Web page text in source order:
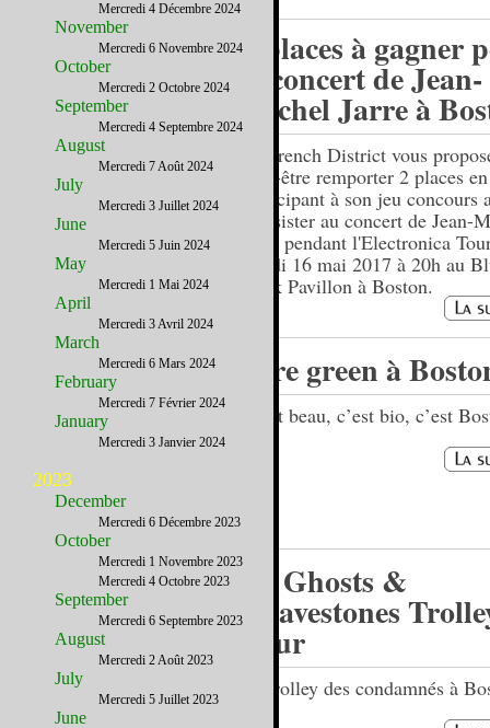
2 places à gagner
le concert de Jean-
Michel Jarre à
Le French District vous
peut-être remporter 2 places en
participant à son jeu concours
d’assister au concert de Jean-
Jarre pendant l'Electronica
mardi 16 mai 2017 à 20h au
Bank Pavillon à Boston.
Etre green à
C’est beau, c’est bio, c’est
Le Ghosts &
Gravestones
Tour
Le trolley des condamnés à
Mercredi 4 Décembre 2024
November
Mercredi 6 Novembre 2024
October
Mercredi 2 Octobre 2024
September
Mercredi 4 Septembre 2024
August
Mercredi 7 Août 2024
July
Mercredi 3 Juillet 2024
June
Mercredi 5 Juin 2024
May
Mercredi 1 Mai 2024
April
Mercredi 3 Avril 2024
March
Mercredi 6 Mars 2024
February
Mercredi 7 Février 2024
January
Mercredi 3 Janvier 2024
2023
December
Mercredi 6 Décembre 2023
October
Mercredi 1 Novembre 2023
Mercredi 4 Octobre 2023
September
Mercredi 6 Septembre 2023
August
Mercredi 2 Août 2023
July
Mercredi 5 Juillet 2023
June